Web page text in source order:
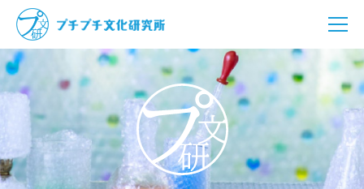
プチプチ文化研究所とは？
プチプチ文化レポート
プチプチSHOP